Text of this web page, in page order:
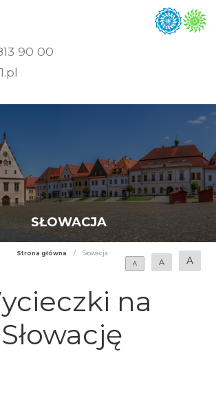
90 00
SŁOWACJA
Strona główna /
Słowacja
A
A A
na
Słowację